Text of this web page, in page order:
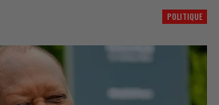
POLITIQUE